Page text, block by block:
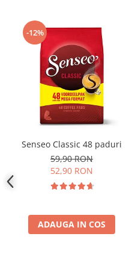
-12%
Senseo Classic 48 paduri
59,90 RON
52,90 RON
ADAUGA IN COS